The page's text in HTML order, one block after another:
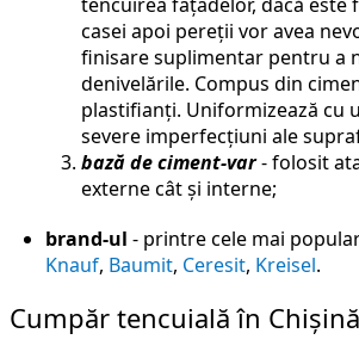
casei apoi pereții vor avea
finisare suplimentar pentru a
denivelările. Compus din
plastifianți. Uniformizează cu
severe imperfecțiuni ale
bază de ciment-var- folosit
externe cât și interne;
brand-ul - printre cele mai
Knauf, Baumit, Ceresit, Kreisel.
Cumpăr tencuială în